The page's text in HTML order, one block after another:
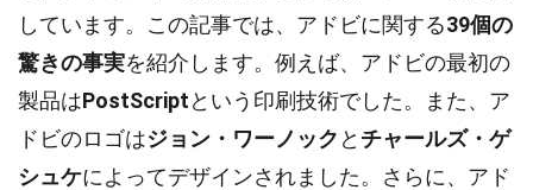
しています。この記事では、アドビに関する39個の
驚きの事実を紹介します。例えば、アドビの最初の
製品はPostScriptという印刷技術でした。また、ア
ドビのロゴはジョン・ワーノック と チャールズ・ゲ
シュケによってデザインされました。さらに、アド